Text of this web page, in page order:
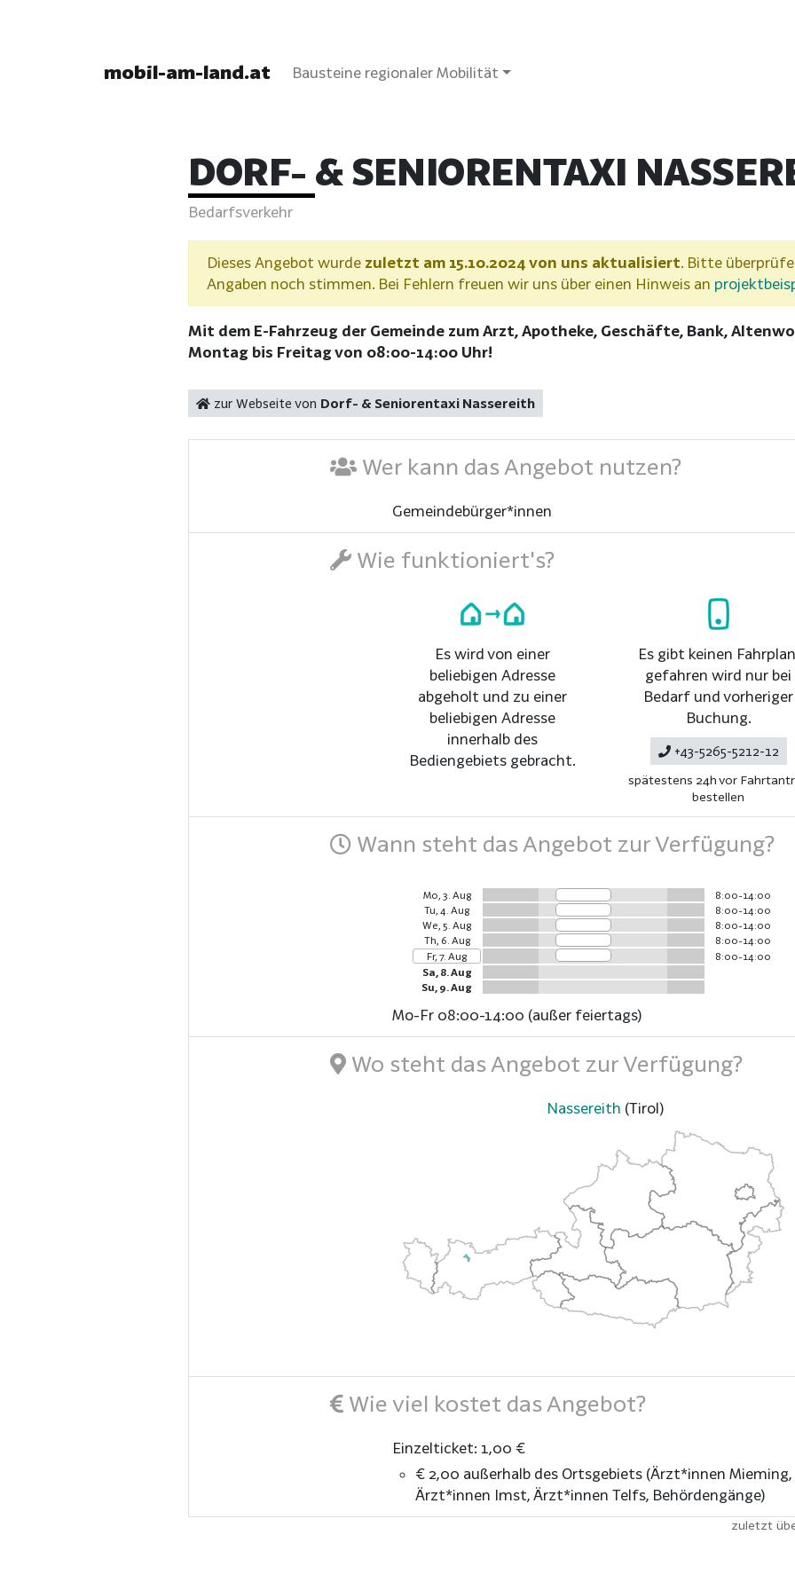
mobil-am-land.at Bausteine regionaler Mobilität
DORF- & SENIORENTAXI
Bedarfsverkehr
Dieses Angebot wurde zuletzt am 15.10.2024 von uns aktualisiert. Bitte
Angaben noch stimmen. Bei Fehlern freuen wir uns über einen Hinweis an
Mit dem E-Fahrzeug der Gemeinde zum Arzt, Apotheke, Geschäfte, Bank,
Montag bis Freitag von 08:00-14:00 Uhr!
zur Webseite von Dorf- & Seniorentaxi Nassereith
Wer kann das Angebot nutzen?
Gemeindebürger*innen
Wie funktioniert's?
Es wird von einer
beliebigen Adresse
abgeholt und zu einer
beliebigen Adresse
innerhalb des
Bediengebiets gebracht.
Es gibt keinen
gefahren wird nur bei
Bedarf und vorheriger
Buchung.
+43-5265-5212-12
spätestens 24h vor
bestellen
Wann steht das Angebot zur Verfügung?
Mo, 3. Aug
8:00-14:00
Tu, 4. Aug
8:00-14:00
We, 5. Aug
8:00-14:00
Th, 6. Aug
8:00-14:00
Fr, 7. Aug
8:00-14:00
Sa, 8. Aug
Su, 9. Aug
Mo-Fr 08:00-14:00 (außer feiertags)
Wo steht das Angebot zur Verfügung?
Nassereith (Tirol)
Wie viel kostet das Angebot?
Einzelticket: 1,00 €
€ 2,00 außerhalb des Ortsgebiets (Ärzt*innen Mieming,
Ärzt*innen Imst, Ärzt*innen Telfs, Behördengänge)
zuletzt